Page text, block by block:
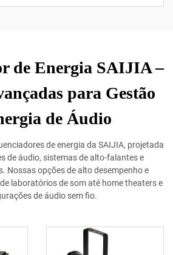
de Energia SAIJIA –
para Gestão
de Áudio
de energia da SAIJIA, projetada
de áudio, sistemas de alto-falantes e
Nossas opções de alto desempenho e
laboratórios de som até home theaters e
de áudio sem fio.